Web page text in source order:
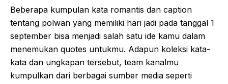
Beberapa kumpulan kata romantis dan caption
tentang polwan yang memiliki hari jadi pada tanggal 1
september bisa menjadi salah satu ide kamu dalam
menemukan quotes untukmu. Adapun koleksi kata-
kata dan ungkapan tersebut, team kanalmu
kumpulkan dari berbagai sumber media seperti